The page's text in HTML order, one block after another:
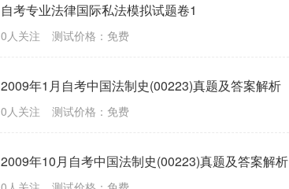
自考专业法律国际私法模拟试题卷1
0人关注 测试价格：免费
2009年1月自考中国法制史(00223)真题及答案解析
0人关注 测试价格：免费
2009年10月自考中国法制史(00223)真题及答案解析